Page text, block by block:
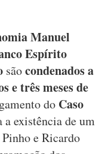
Manuel
Espírito
sãocondenados a
e três meses de
do Caso
a existência de um
e Ricardo